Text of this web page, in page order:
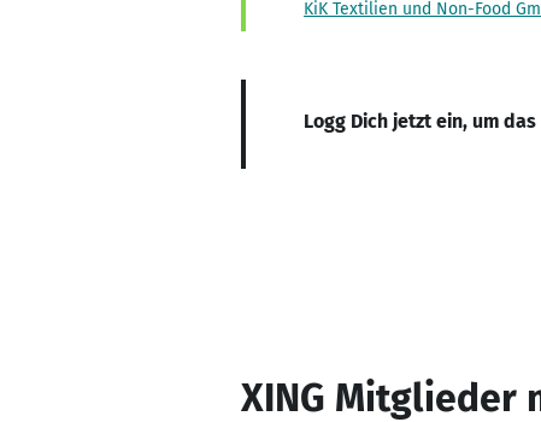
KiK Textilien und Non-Food
Logg Dich jetzt ein, um
XING Mitglieder